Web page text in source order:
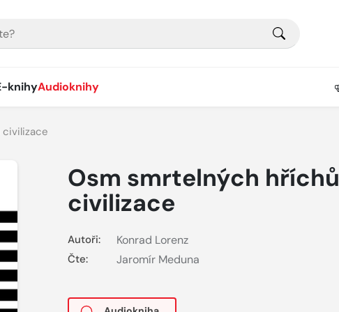
knihyAudioknihy
Osm smrtelných hříchů
civilizace
Autoři: Konrad Lorenz
Čte: Jaromír Meduna